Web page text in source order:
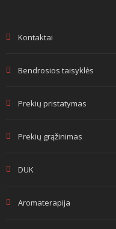
Kontaktai
Bendrosios taisyklės
Prekių pristatymas
Prekių grąžinimas
DUK
Aromaterapija